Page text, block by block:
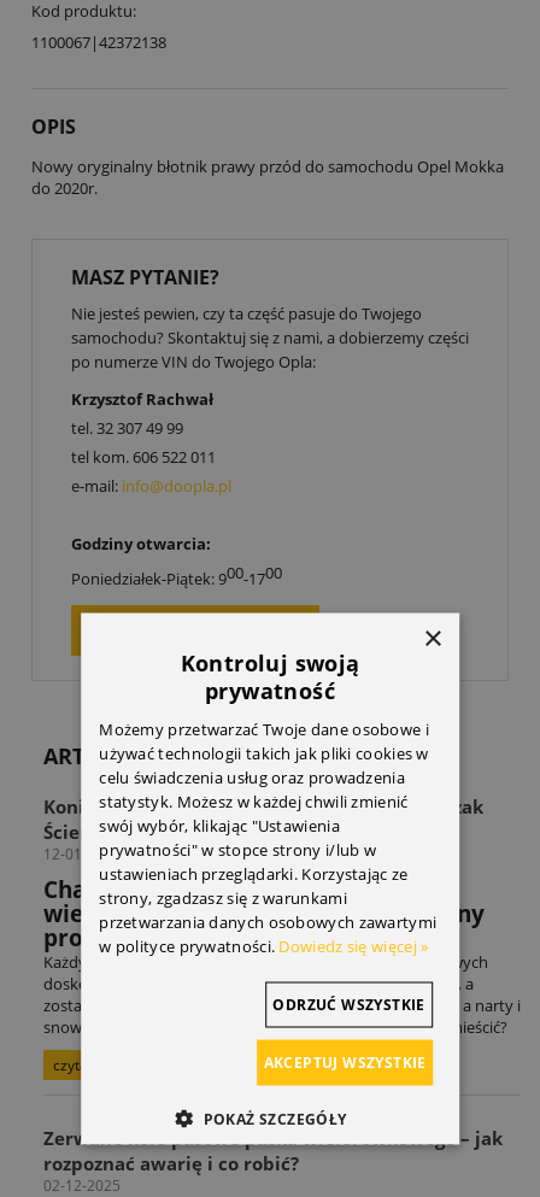
Kod produktu:
1100067|42372138
OPIS
Nowy oryginalny błotnik prawy przód do samochodu Opel Mokka
do 2020r.
MASZ PYTANIE?
Nie jesteś pewien, czy ta część pasuje do Twojego
samochodu? Skontaktuj się z nami, a dobierzemy części
po numerze VIN do Twojego Opla:
Krzysztof Rachwał
tel.32 307 49 99
tel kom.606 522 011
e-mail: info@doopla.pl
Godziny otwarcia:
Poniedziałek-Piątek: 900-1700
ARTYKUŁY
Koniec z zagraconą przestrzenią! Odkryj Wieszak
Ścienny THULE Wall Hanger
12-01-2026
Chaos w strefie sprzętu? Sprawdź jak
wieszak THULE rozwiązuje powszechny
problem miłośników sportów.
Każdy entuzjasta sportów rowerowych czy sportów zimowych
doskonale zna ten scenariusz: adrenalina po treningu mija, a
zostaje problem logistyczny. Rower czeka na kolejną trasę, a narty i
snowboard na zimowe szaleństwo. Gdzie to wszystko pomieścić?
czytaj całość »
Zerwane koło pasowe paska wielorowkowego – jak
rozpoznać awarię i co robić?
02-12-2025
×
Kontroluj swoją
prywatność
Możemy przetwarzać Twoje dane osobowe i
używać technologii takich jak pliki cookies w
celu świadczenia usług oraz prowadzenia
statystyk. Możesz w każdej chwili zmienić
swój wybór, klikając "Ustawienia
prywatności" w stopce strony i/lub w
ustawieniach przeglądarki. Korzystając ze
strony, zgadzasz się z warunkami
przetwarzania danych osobowych zawartymi
w polityce prywatności. Dowiedz się więcej »
AKCEPTUJ WSZYSTKIE
ODRZUĆ WSZYSTKIE
POKAŻ SZCZEGÓŁY